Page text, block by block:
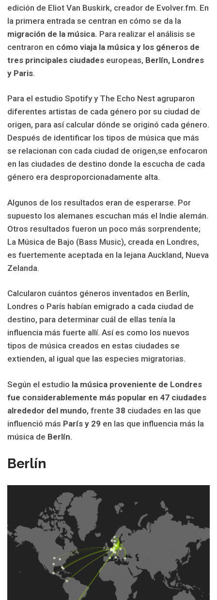
edición de Eliot Van Buskirk, creador de Evolver.fm. En
la primera entrada se centran en cómo se da la
migración de la música. Para realizar el análisis se
centraron en cómo viaja la música y los géneros de
tres principales ciudades europeas, Berlín, Londres
y Paris.
Para el estudio Spotify y The Echo Nest agruparon
diferentes artistas de cada género por su ciudad de
origen, para así calcular dónde se originó cada género.
Después de identificar los tipos de música que más
se relacionan con cada ciudad de origen,se enfocaron
en las ciudades de destino donde la escucha de cada
género era desproporcionadamente alta.
Algunos de los resultados eran de esperarse. Por
supuesto los alemanes escuchan más el Indie alemán.
Otros resultados fueron un poco más sorprendente;
La Música de Bajo (Bass Music), creada en Londres,
es fuertemente aceptada en la lejana Auckland, Nueva
Zelanda.
Calcularon cuántos géneros inventados en Berlín,
Londres o París habían emigrado a cada ciudad de
destino, para determinar cuál de ellas tenía la
influencia más fuerte allí. Así es como los nuevos
tipos de música creados en estas ciudades se
extienden, al igual que las especies migratorias.
Según el estudio la música proveniente de Londres
fue considerablemente más popular en 47 ciudades
alrededor del mundo, frente 38 ciudades en las que
influenció más París y 29 en las que influencia más la
música de Berlín.
Berlín